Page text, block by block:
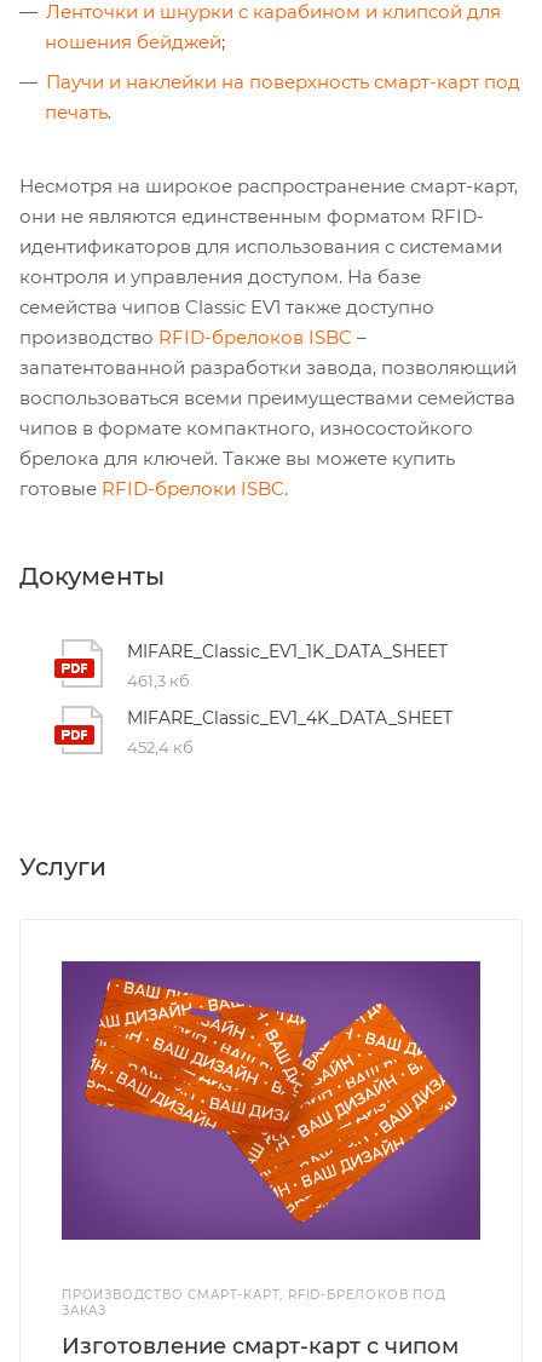
Ленточки и шнурки с карабином и клипсой для
ношения бейджей;
Паучи и наклейки на поверхность смарт-карт под
печать.
Несмотря на широкое распространение смарт-карт,
они не являются единственным форматом RFID-
идентификаторов для использования с системами
контроля и управления доступом. На базе
семейства чипов Classic EV1 также доступно
производство RFID-брелоков ISBC –
запатентованной разработки завода, позволяющий
воспользоваться всеми преимуществами семейства
чипов в формате компактного, износостойкого
брелока для ключей. Также вы можете купить
готовые RFID-брелоки ISBC.
Документы
MIFARE_Classic_EV1_1K_DATA_SHEET
461,3 кб
MIFARE_Classic_EV1_4K_DATA_SHEET
452,4 кб
Услуги
ПРОИЗВОДСТВО СМАРТ-КАРТ, RFID-БРЕЛОКОВ ПОД
ЗАКАЗ
Изготовление смарт-карт с чипом